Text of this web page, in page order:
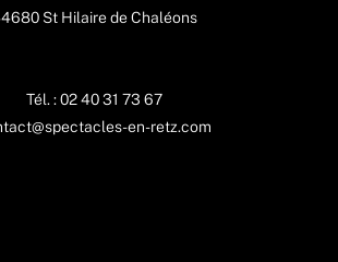
St Hilaire de Chaléons
Tél. : 02 40 31 73 67
en-retz.com